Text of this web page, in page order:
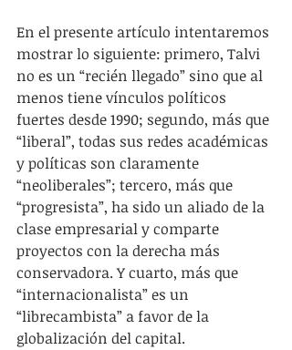
En el presente artículo intentaremos
mostrar lo siguiente: primero, Talvi
no es un “recién llegado” sino que al
menos tiene vínculos políticos
fuertes desde 1990; segundo, más que
“liberal”, todas sus redes académicas
y políticas son claramente
“neoliberales”; tercero, más que
“progresista”, ha sido un aliado de la
clase empresarial y comparte
proyectos con la derecha más
conservadora. Y cuarto, más que
“internacionalista” es un
“librecambista” a favor de la
globalización del capital.